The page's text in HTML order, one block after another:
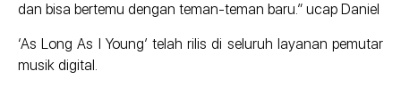
dan bisa bertemu dengan teman-teman baru.” ucap Daniel
‘As Long As I Young’ telah rilis di seluruh layanan pemutar
musik digital.